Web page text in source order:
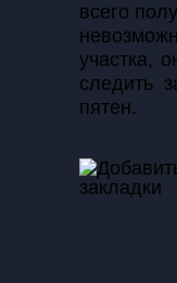
всего
участка,
следить
пятен.